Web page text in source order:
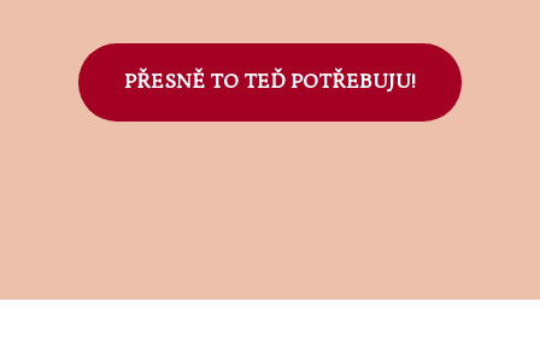
PŘESNĚ TO TEĎ POTŘEBUJU!